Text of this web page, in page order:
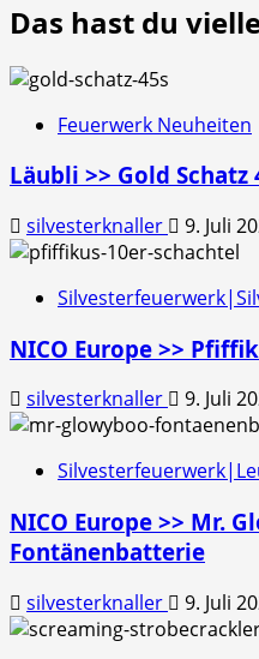
Das hast du
Feuerwerk Neuheiten
Läubli >> Gold Schatz
silvesterknaller 9. Juli
NICO Europe >>
silvesterknaller 9. Juli
NICO Europe >> Mr.
Fontänenbatterie
silvesterknaller 9. Juli